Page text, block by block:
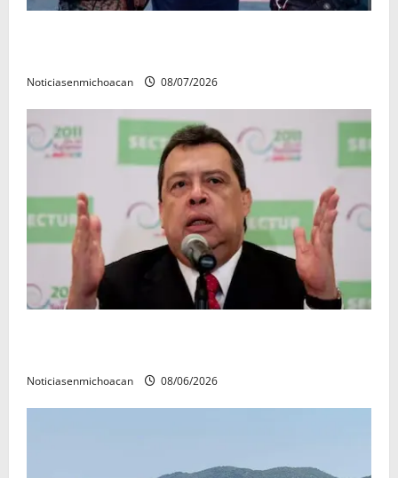
Noticiasenmichoacan 08/07/2026
Noticiasenmichoacan 08/06/2026